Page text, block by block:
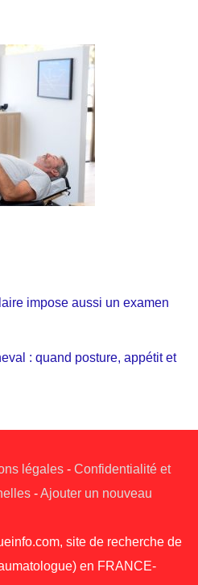
impose aussi un examen
: quand posture, appétit et
légales- Confidentialité et
-Ajouter un nouveau
site de recherche de
en FRANCE-